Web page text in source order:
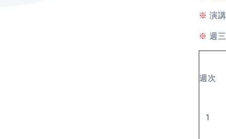
※ 演
※ 週
週次
1